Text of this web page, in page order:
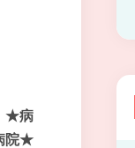
★病
院★